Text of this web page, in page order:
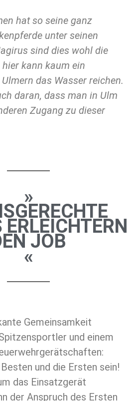
hat so seine ganz
unter seinen
sind dies wohl die
kann kaum ein
das Wasser reichen.
daran, dass man in Ulm
Zugang zu dieser
»
ERLEICHTERN
JOB
«
Gemeinsamkeit
und einem
und die Ersten sein!
das Einsatzgerät
der Anspruch des Ersten